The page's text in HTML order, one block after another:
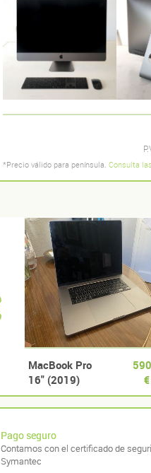
*Precio válido para península. Consulta
MacBook Pro
16" (2019)
¡SOLO 206
CICLOS DE
€
Pago seguro
Contamos con el certificado de
Symantec